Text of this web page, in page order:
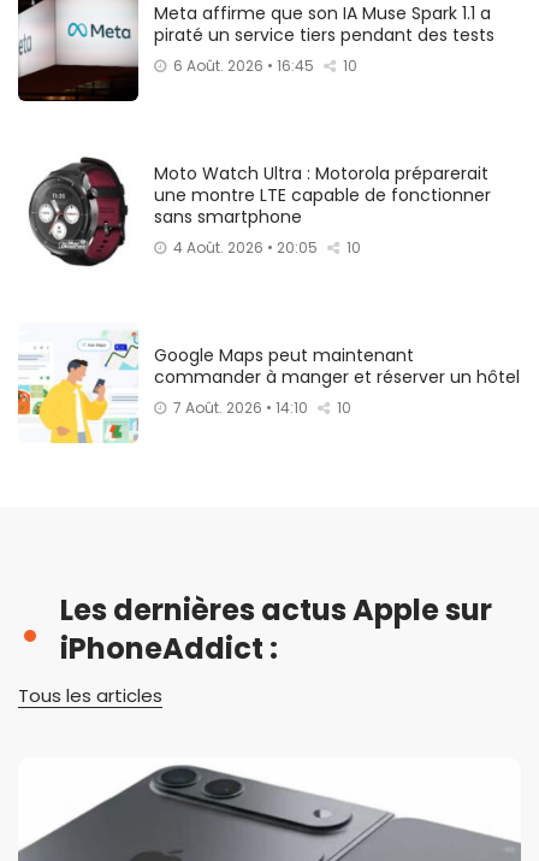
Meta affirme que son IA Muse Spark 1.1 a
piraté un service tiers pendant des tests
6 Août. 2026 • 16:45 10
Moto Watch Ultra : Motorola préparerait
une montre LTE capable de fonctionner
sans smartphone
4 Août. 2026 • 20:05 10
Google Maps peut maintenant
commander à manger et réserver un hôtel
7 Août. 2026 • 14:10 10
Les dernières actus Apple sur
iPhoneAddict :
Tous les articles